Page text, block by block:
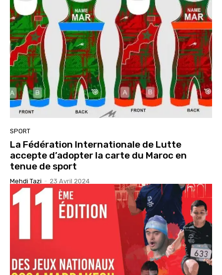
SPORT
La Fédération Internationale de Lutte
accepte d’adopter la carte du Maroc en
tenue de sport
Mehdi Tazi - 23 Avril 2024